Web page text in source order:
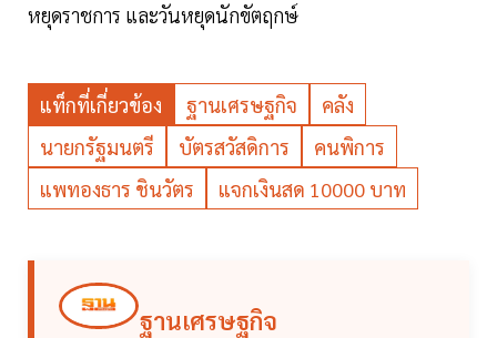
หยุดราชการ และวันหยุดนักขัตฤกษ์
แท็กที่เกี่ยวข้อง ฐานเศรษฐกิจ
คลัง
นายกรัฐมนตรี
บัตรสวัสดิการ
คนพิการ
แพทองธาร ชินวัตร
แจกเงินสด 10000 บาท
ฐานเศรษฐกิจ